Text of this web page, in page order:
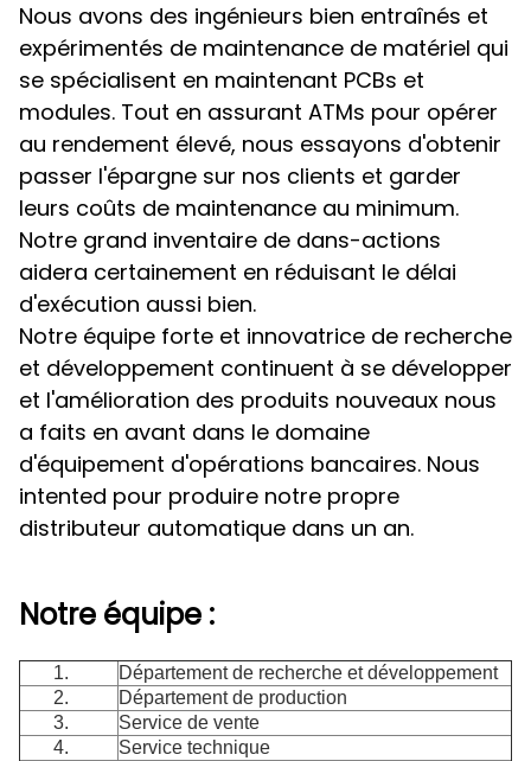
Nous avons des ingénieurs bien entraînés et
expérimentés de maintenance de matériel qui
se spécialisent en maintenant PCBs et
modules. Tout en assurant ATMs pour opérer
au rendement élevé, nous essayons d'obtenir
passer l'épargne sur nos clients et garder
leurs coûts de maintenance au minimum.
Notre grand inventaire de dans-actions
aidera certainement en réduisant le délai
d'exécution aussi bien.
Notre équipe forte et innovatrice de recherche
et développement continuent à se développer
et l'amélioration des produits nouveaux nous
a faits en avant dans le domaine
d'équipement d'opérations bancaires. Nous
intented pour produire notre propre
distributeur automatique dans un an.
Notre équipe :
1.
Département de recherche et développement
2.
Département de production
3.
Service de vente
4.
Service technique